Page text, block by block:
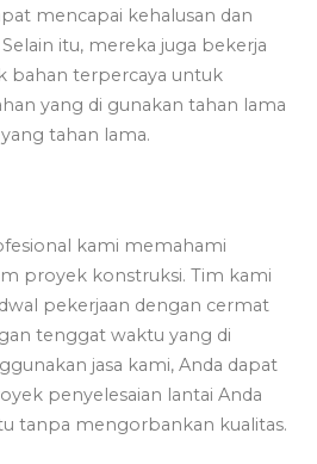
mencapai kehalusan dan
itu, mereka juga bekerja
bahan terpercaya untuk
yang di gunakan tahan lama
tahan lama.
kami memahami
proyek konstruksi. Tim kami
pekerjaan dengan cermat
tenggat waktu yang di
jasa kami, Anda dapat
penyelesaian lantai Anda
tanpa mengorbankan kualitas.